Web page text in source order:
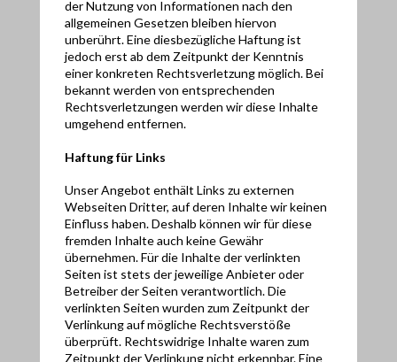
der Nutzung von Informationen nach den
allgemeinen Gesetzen bleiben hiervon
unberührt. Eine diesbezügliche Haftung ist
jedoch erst ab dem Zeitpunkt der Kenntnis
einer konkreten Rechtsverletzung möglich. Bei
bekannt werden von entsprechenden
Rechtsverletzungen werden wir diese Inhalte
umgehend entfernen.
Haftung für Links
Unser Angebot enthält Links zu externen
Webseiten Dritter, auf deren Inhalte wir keinen
Einfluss haben. Deshalb können wir für diese
fremden Inhalte auch keine Gewähr
übernehmen. Für die Inhalte der verlinkten
Seiten ist stets der jeweilige Anbieter oder
Betreiber der Seiten verantwortlich. Die
verlinkten Seiten wurden zum Zeitpunkt der
Verlinkung auf mögliche Rechtsverstöße
überprüft. Rechtswidrige Inhalte waren zum
Zeitpunkt der Verlinkung nicht erkennbar. Eine